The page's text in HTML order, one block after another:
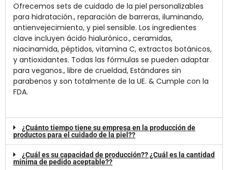
Ofrecemos sets de cuidado de la piel personalizables
para hidratación., reparación de barreras, iluminando,
antienvejecimiento, y piel sensible. Los ingredientes
clave incluyen ácido hialurónico., ceramidas,
niacinamida, péptidos, vitamina C, extractos botánicos,
y antioxidantes. Todas las fórmulas se pueden adaptar
para veganos., libre de crueldad, Estándares sin
parabenos y son totalmente de la UE. & Cumple con la
FDA.
¿Cuánto tiempo tiene su empresa en la producción de
productos para el cuidado de la piel??
¿Cuál es su capacidad de producción?? ¿Cuál es la cantidad
mínima de pedido aceptable??